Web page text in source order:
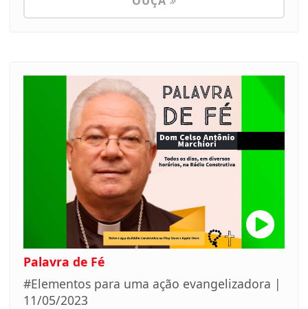
Palavra de Fé
#Elementos para uma ação evangelizadora |
11/05/2023